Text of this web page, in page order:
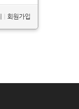
회원가입